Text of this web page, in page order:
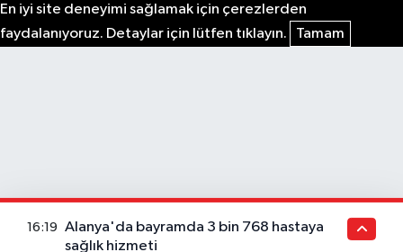
En iyi site deneyimi sağlamak için çerezlerden
faydalanıyoruz. Detaylar için lütfen tıklayın.
Tamam
16:19
Alanya'da bayramda 3 bin 768 hastaya
sağlık hizmeti